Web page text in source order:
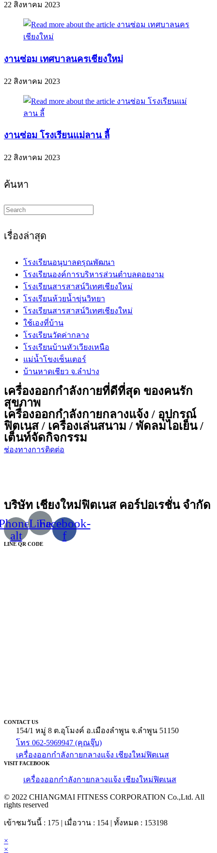
22 สิงหาคม 2023
งานซ่อม เทศบาลนครเชียงใหม่
22 สิงหาคม 2023
งานซ่อม โรงเรียนแม่ลาน ลี้
22 สิงหาคม 2023
ค้นหา
Search
this
เรื่องล่าสุด
โรงเรียนอนุบาลดรุณพัฒนา
โรงเรียนองค์การบริหารส่วนตำบลดอยงาม
โรงเรียนสารสาสน์วิเทศเชียงใหม่
โรงเรียนห้วยน้ำขุ่นวิทยา
โรงเรียนสารสาสน์วิเทศเชียงใหม่
ใช้เองที่บ้าน
โรงเรียนวัดค่ากลาง
โรงเรียนบ้านหัวเวียงเหนือ
แม่น้ำโขงเซ็นเตอร์
บ้านหาดเชียว จ.ลำปาง
เครื่องออกกำลังกายที่ดีที่สุด ของคนรัก
สุขภาพ
เครื่องออกกำลังกายกลางแจ้ง / อุปกรณ์
ฟิตเนส / เครื่องเล่นสนาม / พัดลมไอเย็น /
เต็นท์จัดกิจกรรม
ช่องทางการติดต่อ
บริษัท เชียงใหม่ฟิตเนส คอร์ปอเรชั่น จำกัด
alt
Line
Facebook-
f
LINE QR CODE
CONTACT US
154/1 หมู่ 8 ต.อุโมงค์ อ.เมืองลำพูน จ.ลำพูน 51150
โทร 062-5969947 (คุณจุ๊บ)
เครื่องออกกำลังกายกลางแจ้ง เชียงใหม่ฟิตเนส
VISIT FACEBOOK
เครื่องออกกำลังกายกลางแจ้ง เชียงใหม่ฟิตเนส
© 2022 CHIANGMAI FITNESS CORPORATION Co.,Ltd. All
rights reserved
เข้าชมวันนี้ : 175 | เมื่อวาน : 154 | ทั้งหมด : 153198
×
×